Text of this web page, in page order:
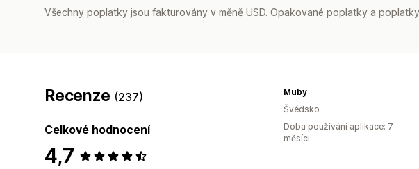
Všechny poplatky jsou fakturovány v měně USD. Opakované poplatky a
Recenze (237)
Celkové hodnocení
4,7
Muby
Švédsko
Doba používání aplikace: 7
měsíci